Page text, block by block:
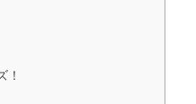
！